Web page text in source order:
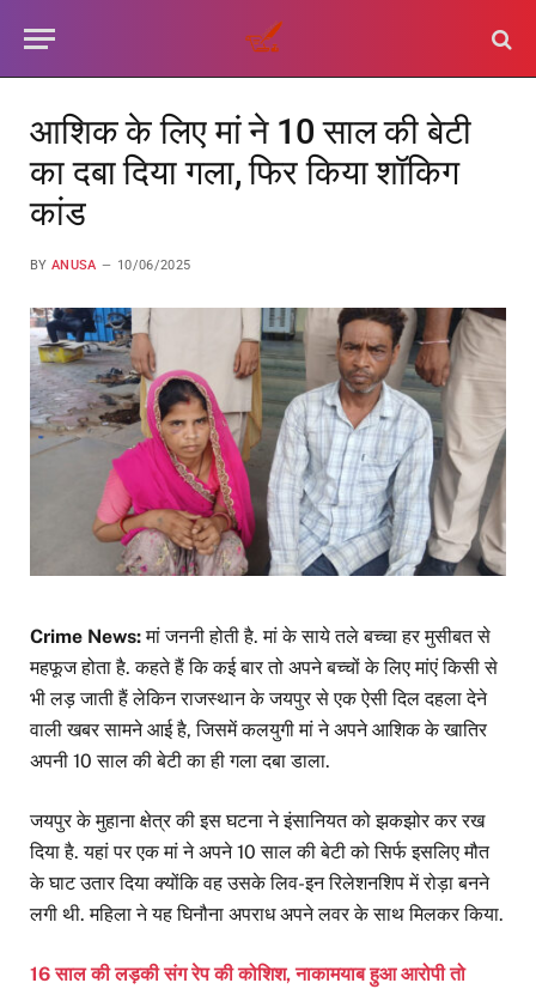
आशिक के लिए मां ने 10 साल की बेटी
का दबा दिया गला, फिर किया शॉकिग
कांड
BY ANUSA 10/06/2025
Crime News:मां जननी होती है. मां के साये तले बच्चा हर मुसीबत से
महफूज होता है. कहते हैं कि कई बार तो अपने बच्चों के लिए मांएं किसी से
भी लड़ जाती हैं लेकिन राजस्थान के जयपुर से एक ऐसी दिल दहला देने
वाली खबर सामने आई है, जिसमें कलयुगी मां ने अपने आशिक के खातिर
अपनी 10 साल की बेटी का ही गला दबा डाला.
जयपुर के मुहाना क्षेत्र की इस घटना ने इंसानियत को झकझोर कर रख
दिया है. यहां पर एक मां ने अपने 10 साल की बेटी को सिर्फ इसलिए मौत
के घाट उतार दिया क्योंकि वह उसके लिव-इन रिलेशनशिप में रोड़ा बनने
लगी थी. महिला ने यह घिनौना अपराध अपने लवर के साथ मिलकर किया.
16 साल की लड़की संग रेप की कोशिश, नाकामयाब हुआ आरोपी तो